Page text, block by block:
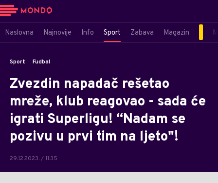
Naslovna Najnovije Info Sport Zabava Magazin
Sport Fudbal
Zvezdin napadač rešetao
mreže, klub reagovao - sada će
igrati Superligu! “Nadam se
pozivu u prvi tim na ljeto"!
29.12.2023. / 11:35